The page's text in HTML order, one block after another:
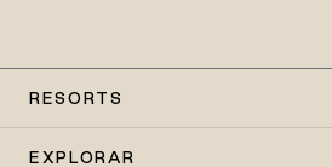
RESORTS
EXPLORAR